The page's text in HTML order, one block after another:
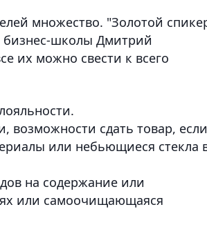
множество. "Золотой
бизнес-школы Дмитрий
их можно свести к всего
возможности сдать товар, если
или небьющиеся стекла
на содержание или
или самоочищающаяся